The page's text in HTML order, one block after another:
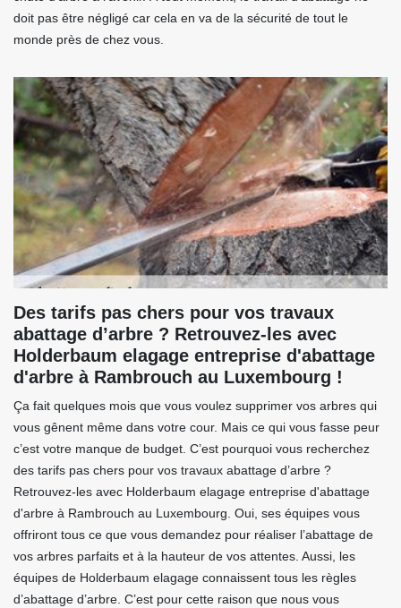
doit pas être négligé car cela en va de la sécurité de tout le
monde près de chez vous.
Des tarifs pas chers pour vos travaux
abattage d’arbre ? Retrouvez-les avec
Holderbaum elagage entreprise d'abattage
d'arbre à Rambrouch au Luxembourg !
Ça fait quelques mois que vous voulez supprimer vos arbres qui
vous gênent même dans votre cour. Mais ce qui vous fasse peur
c’est votre manque de budget. C’est pourquoi vous recherchez
des tarifs pas chers pour vos travaux abattage d’arbre ?
Retrouvez-les avec Holderbaum elagage entreprise d'abattage
d'arbre à Rambrouch au Luxembourg. Oui, ses équipes vous
offriront tous ce que vous demandez pour réaliser l’abattage de
vos arbres parfaits et à la hauteur de vos attentes. Aussi, les
équipes de Holderbaum elagage connaissent tous les règles
d’abattage d’arbre. C’est pour cette raison que nous vous